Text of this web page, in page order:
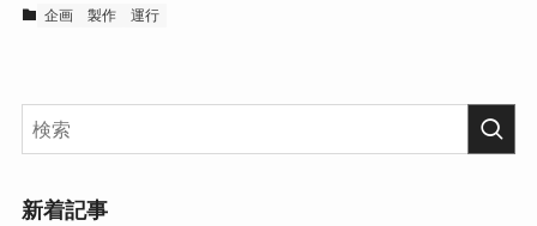
企画 製作 運行
新着記事